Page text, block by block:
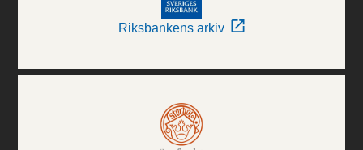
Riksbankens arkiv